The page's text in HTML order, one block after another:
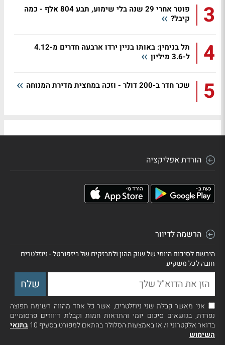
3
פוטר אחרי 29 שנה בלי שימוע, תבע 804 אלף - כמה
קיבל?
4
תל בנימין: באותו בניין ירדו ארבעה חדרים מ-4.12
ל-3.6 מיליון
5 שכר חדר ב-200 דולר - וזכה במחצית מדירת המנוחה
הורדת אפליקציה
הרשמה לדיוור
הירשם לסיכום היומי של שוק ההון ולמבזקים של ביזפורטל - ניוזלטרים
חובה לכל משקיע
אני מאשר קבלת שני ניוזלטרים, אשר כל אחד מהווה רשימת תפוצה
נפרדת, בנושאים סיכום יומי והתראות חמות וקבלת דיוורים פרסומיים
בדואר אלקטרוני ו/ או באמצעות הסלולר בהתאם למפורט בסעיף 10
בתנאי
השימוש